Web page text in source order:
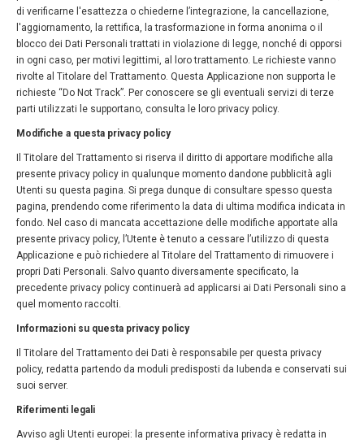
di verificarne l'esattezza o chiederne l’integrazione, la cancellazione,
l'aggiornamento, la rettifica, la trasformazione in forma anonima o il
blocco dei Dati Personali trattati in violazione di legge, nonché di opporsi
in ogni caso, per motivi legittimi, al loro trattamento. Le richieste vanno
rivolte al Titolare del Trattamento. Questa Applicazione non supporta le
richieste “Do Not Track”. Per conoscere se gli eventuali servizi di terze
parti utilizzati le supportano, consulta le loro privacy policy.
Modifiche a questa privacy policy
Il Titolare del Trattamento si riserva il diritto di apportare modifiche alla
presente privacy policy in qualunque momento dandone pubblicità agli
Utenti su questa pagina. Si prega dunque di consultare spesso questa
pagina, prendendo come riferimento la data di ultima modifica indicata in
fondo. Nel caso di mancata accettazione delle modifiche apportate alla
presente privacy policy, l’Utente è tenuto a cessare l’utilizzo di questa
Applicazione e può richiedere al Titolare del Trattamento di rimuovere i
propri Dati Personali. Salvo quanto diversamente specificato, la
precedente privacy policy continuerà ad applicarsi ai Dati Personali sino a
quel momento raccolti.
Informazioni su questa privacy policy
Il Titolare del Trattamento dei Dati è responsabile per questa privacy
policy, redatta partendo da moduli predisposti da Iubenda e conservati sui
suoi server.
Riferimenti legali
Avviso agli Utenti europei: la presente informativa privacy è redatta in